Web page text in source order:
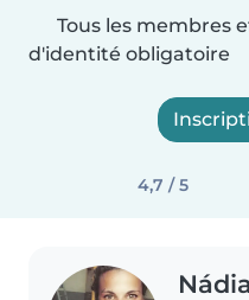
Tous les membres
d'identité obligatoire
4,7 / 5
Nádia